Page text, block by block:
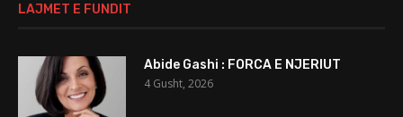
LAJMET E FUNDIT
Abide Gashi : FORCA E NJERIUT
4 Gusht, 2026